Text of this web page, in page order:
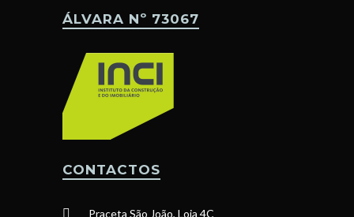
ÁLVARA Nº 73067
CONTACTOS
Praceta São João, Loja 4C